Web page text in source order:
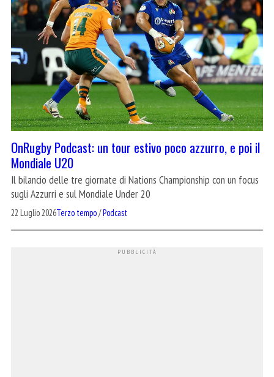
OnRugby Podcast: un tour estivo poco azzurro, e poi il
Mondiale U20
Il bilancio delle tre giornate di Nations Championship con un focus
sugli Azzurri e sul Mondiale Under 20
22 Luglio 2026Terzo tempo/Podcast